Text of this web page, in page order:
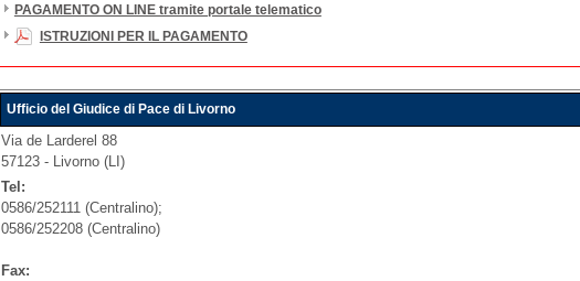
PAGAMENTO ON LINE tramite portale telematico
ISTRUZIONI PER IL PAGAMENTO
Ufficio del Giudice di Pace di Livorno
Via de Larderel 88
57123 - Livorno (LI)
Tel:
0586/252111 (Centralino);
0586/252208 (Centralino)
Fax: